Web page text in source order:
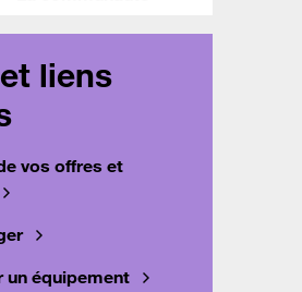
liens
vos offres et
un équipement